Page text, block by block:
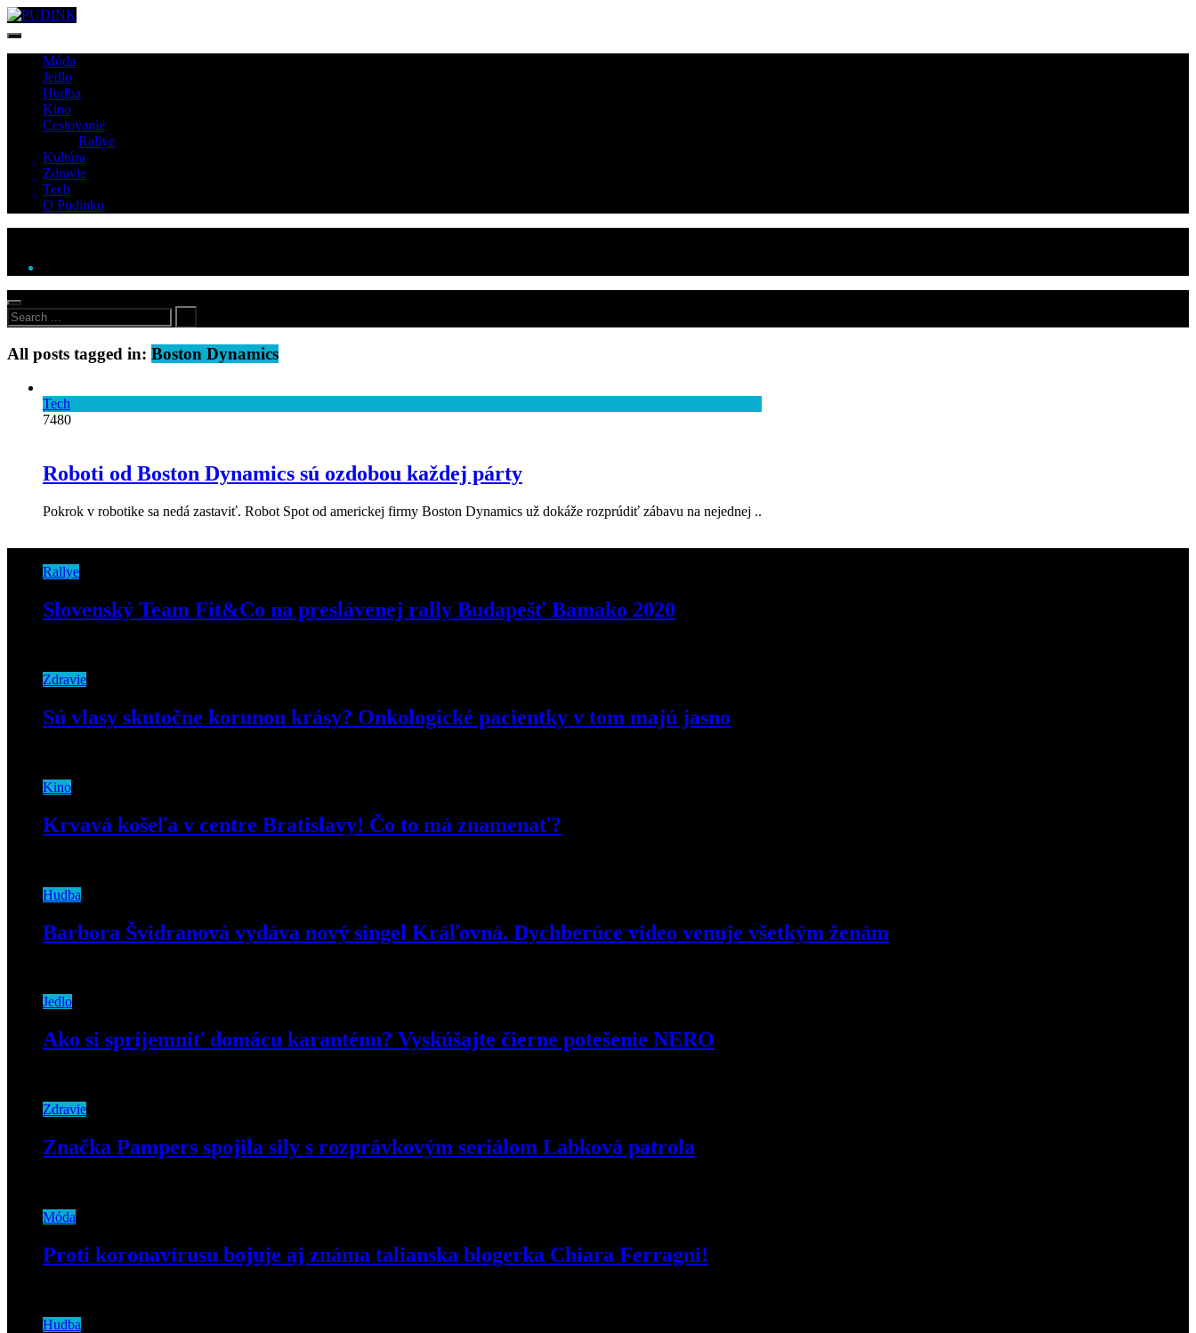
Móda
Jedlo
Hudba
Kino
Cestovanie
Rallye
Kultúra
Zdravie
Tech
O Pudinku
All posts tagged in: Boston Dynamics
Tech
7480
Roboti od Boston Dynamics sú ozdobou každej párty
Pokrok v robotike sa nedá zastaviť. Robot Spot od americkej firmy Boston Dynamics už dokáže rozprúdiť zábavu na nejednej ..
Rallye
Slovenský Team Fit&Co na preslávenej rally Budapešť Bamako 2020
Zdravie
Sú vlasy skutočne korunou krásy? Onkologické pacientky v tom majú jasno
Kino
Krvavá košeľa v centre Bratislavy! Čo to má znamenať?
Hudba
Barbora Švidranová vydáva nový singel Kráľovná. Dychberúce video venuje všetkým ženám
Jedlo
Ako si spríjemniť domácu karanténu? Vyskúšajte čierne potešenie NERO
Zdravie
Značka Pampers spojila sily s rozprávkovým seriálom Labková patrola
Móda
Proti koronavírusu bojuje aj známa talianska blogerka Chiara Ferragni!
Hudba